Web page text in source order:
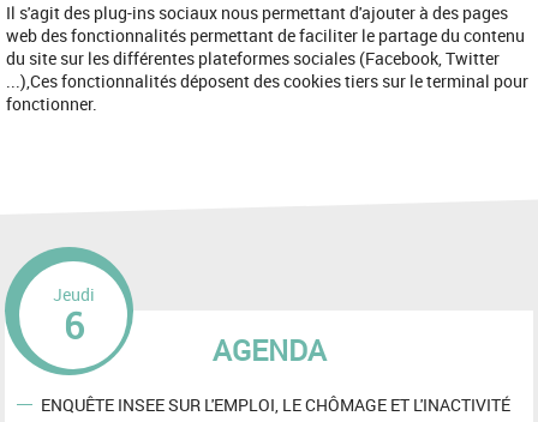
Il s'agit des plug-ins sociaux nous permettant d'ajouter à des pages
web des fonctionnalités permettant de faciliter le partage du contenu
du site sur les différentes plateformes sociales (Facebook, Twitter
...),Ces fonctionnalités déposent des cookies tiers sur le terminal pour
fonctionner.
AGENDA
Jeudi
6
ENQUÊTE INSEE SUR L'EMPLOI, LE CHÔMAGE ET L'INACTIVITÉ